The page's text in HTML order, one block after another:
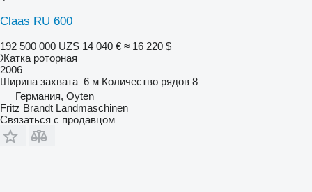
Claas RU 600
192 500 000 UZS 14 040 € ≈ 16 220 $
Жатка роторная
2006
Ширина захвата 6 м Количество рядов 8
Германия, Oyten
Fritz Brandt Landmaschinen
Связаться с продавцом